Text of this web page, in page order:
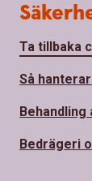
Ta tillbaka
Så
Bedrägeri